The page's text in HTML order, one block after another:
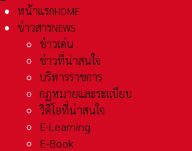
หน้าแรกHOME
ข่าวสารNEWS
ข่าวเด่น
ข่าวที่น่าสนใจ
บริหารราชการ
กฏหมายและระเเบียบ
วิดีโอที่น่าสนใจ
E-Learning
E-Book